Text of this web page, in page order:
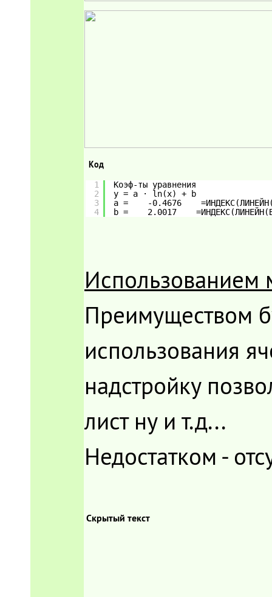
Код
1
2
3
4
Коэф-ты уравнения
y = а · ln(x) + b
a =    -0.4676
b =    2.0017
Использованием
Преимуществом
использования
надстройку
лист ну и т.д...
Недостатком -
Скрытый текст